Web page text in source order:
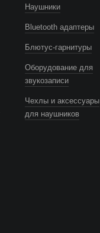
Наушники
Bluetooth адаптеры
Блютус-гарнитуры
Оборудование для
звукозаписи
Чехлы и аксессуары
для наушников